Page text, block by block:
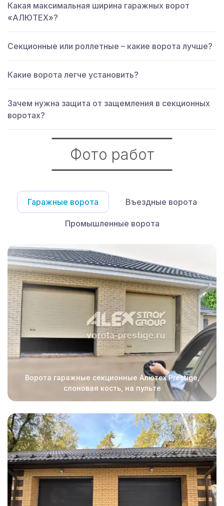
Какая максимальная ширина гаражных ворот
«АЛЮТЕХ»?
Секционные или роллетные – какие ворота лучше?
Какие ворота легче установить?
Зачем нужна защита от защемления в секционных
воротах?
Фото работ
Гаражные ворота Въездные ворота
Промышленные ворота
Ворота гаражные секционные Алютех Prestige,
слоновая кость, на пульте